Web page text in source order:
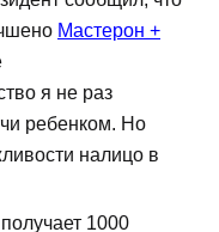
Мастерон +
я не раз
ребенком. Но
налицо в
1000